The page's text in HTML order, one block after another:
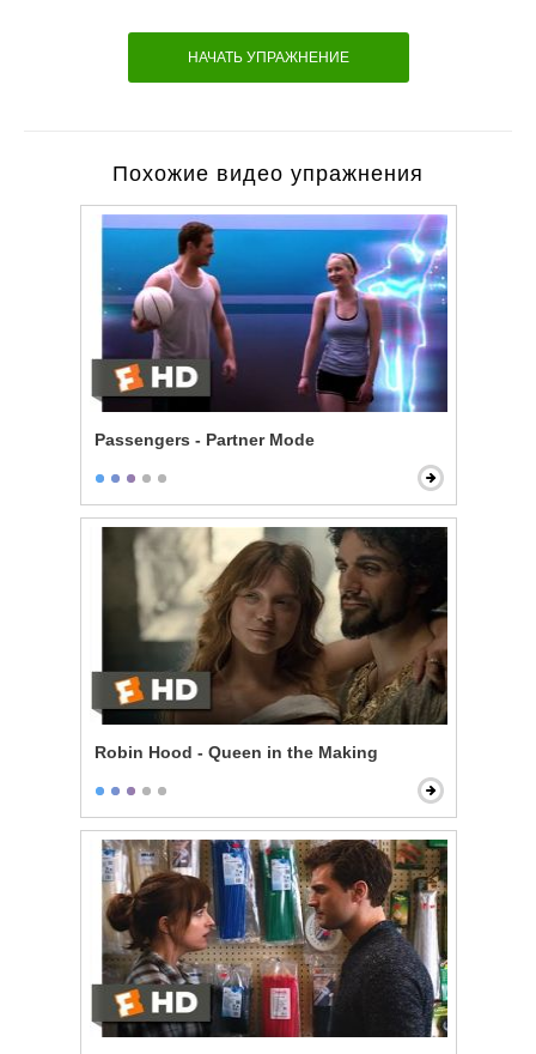
НАЧАТЬ УПРАЖНЕНИЕ
Похожие видео упражнения
Passengers - Partner Mode
Robin Hood - Queen in the Making